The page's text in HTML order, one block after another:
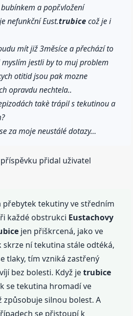
a popř.vložení
nefunkční Eust.trubicecož je i
mít již 3měsíce a přechází to
jestli by to muj problem
otitid jsou pak mozne
opravdu nechtela..
takè trápil s tekutinou a
za moje neustálé dotazy...
přidal uživatel
přebytek tekutiny ve středním
každé obstrukci Eustachovy
jen přiškrcená, jako ve
skrze ní tekutina stále odtéká,
tlaky, tím vzniká zastřený
bez bolesti. Když jetrubice
se tekutina hromadí ve
způsobuje silnou bolest. A
se přistoupí k